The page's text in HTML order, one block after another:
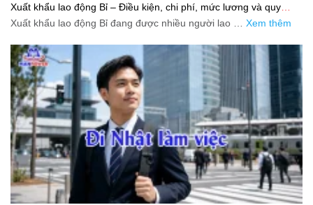
Xuất khẩu lao động Bỉ – Điều kiện, chi phí, mức lương và quy
trình chuẩn cho người lao động
Xuất khẩu lao động Bỉ đang được nhiều người lao … Xem thêm